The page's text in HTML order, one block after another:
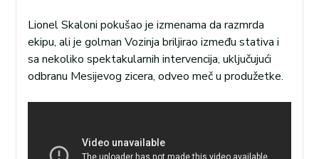
Lionel Skaloni pokušao je izmenama da razmrda
ekipu, ali je golman Vozinja briljirao između stativa i
sa nekoliko spektakularnih intervencija, uključujući
odbranu Mesijevog zicera, odveo meč u produžetke.